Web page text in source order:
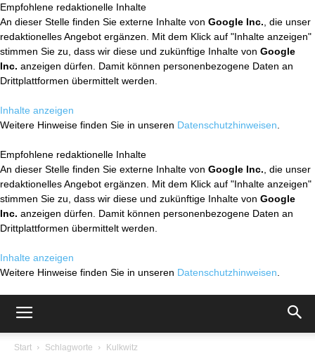
Empfohlene redaktionelle Inhalte
An dieser Stelle finden Sie externe Inhalte von Google Inc. , die unser
redaktionelles Angebot ergänzen. Mit dem Klick auf "Inhalte anzeigen"
stimmen Sie zu, dass wir diese und zukünftige Inhalte von Google
Inc. anzeigen dürfen. Damit können personenbezogene Daten an
Drittplattformen übermittelt werden.
Inhalte anzeigen
Weitere Hinweise finden Sie in unseren Datenschutzhinweisen
Empfohlene redaktionelle Inhalte
An dieser Stelle finden Sie externe Inhalte von Google Inc. , die unser
redaktionelles Angebot ergänzen. Mit dem Klick auf "Inhalte anzeigen"
stimmen Sie zu, dass wir diese und zukünftige Inhalte von Google
Inc. anzeigen dürfen. Damit können personenbezogene Daten an
Drittplattformen übermittelt werden.
Inhalte anzeigen
Weitere Hinweise finden Sie in unseren Datenschutzhinweisen
Start Schlagworte Kulkwitz